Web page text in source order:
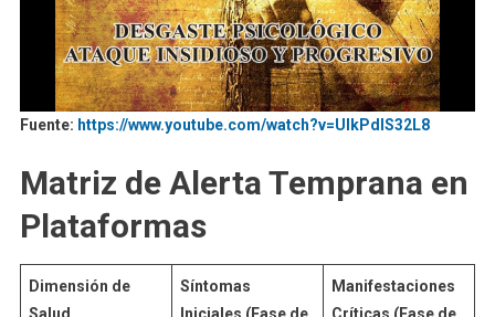
Fuente: https://www.youtube.com/watch?v=UIkPdlS32L8
Matriz de Alerta Temprana en
Plataformas
Dimensión de
Síntomas
Manifestaciones